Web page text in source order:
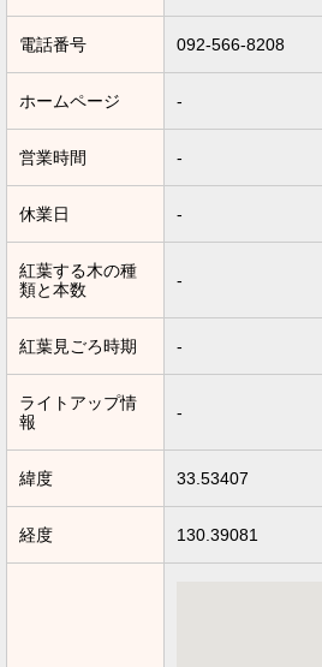
電話番号 092-566-8208
ホームページ -
営業時間 -
休業日 -
紅葉する木の種
類と本数
-
紅葉見ごろ時期 -
ライトアップ情
報
-
緯度 33.53407
経度 130.39081